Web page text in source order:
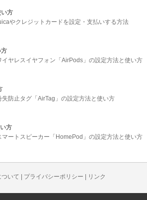
方
やクレジットカードを設定・支払いする方法
イヤレスイヤフォン「AirPods」の設定方法と使い方
失防止タグ「AirTag」の設定方法と使い方
方
マートスピーカー「HomePod」の設定方法と使い方
ついて | プライバシーポリシー | リンク